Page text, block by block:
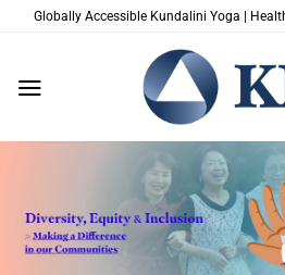
ZumGlobally Accessible Kundalini Yoga |